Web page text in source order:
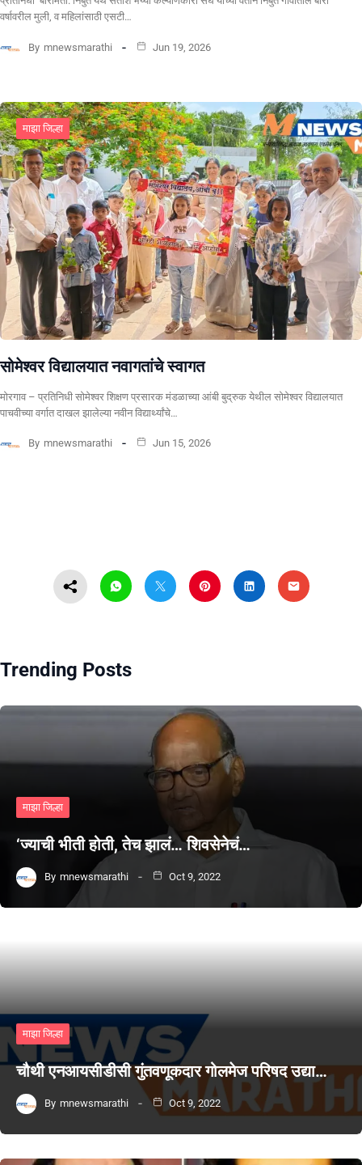
वर्षावरील मुली, व महिलांसाठी एसटी…
By mnewsmarathi Jun 19, 2026
माझा जिल्हा
सोमेश्वर विद्यालयात नवागतांचे स्वागत
मोरगाव – प्रतिनिधी सोमेश्वर शिक्षण प्रसारक मंडळाच्या आंबी बुद्रुक येथील सोमेश्वर विद्यालयात
पाचवीच्या वर्गात दाखल झालेल्या नवीन विद्यार्थ्यांचे…
By mnewsmarathi Jun 15, 2026
Trending Posts
माझा जिल्हा
‘ज्याची भीती होती, तेच झालं… शिवसेनेचं…
By mnewsmarathi Oct 9, 2022
माझा जिल्हा
चौथी एनआयसीडीसी गुंतवणूकदार गोलमेज परिषद उद्या…
By mnewsmarathi Oct 9, 2022